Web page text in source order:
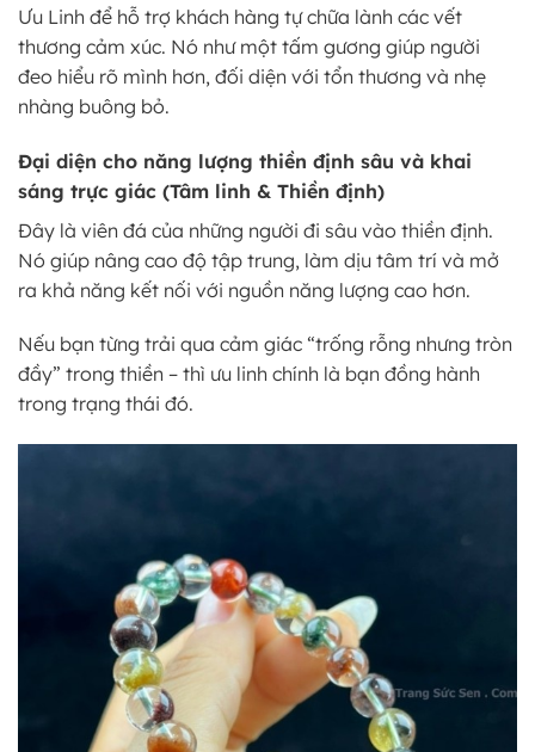
Ưu Linh để hỗ trợ khách hàng tự chữa lành các vết
thương cảm xúc. Nó như một tấm gương giúp người
đeo hiểu rõ mình hơn, đối diện với tổn thương và nhẹ
nhàng buông bỏ.
Đại diện cho năng lượng thiền định sâu và khai
sáng trực giác (Tâm linh & Thiền định)
Đây là viên đá của những người đi sâu vào thiền định.
Nó giúp nâng cao độ tập trung, làm dịu tâm trí và mở
ra khả năng kết nối với nguồn năng lượng cao hơn.
Nếu bạn từng trải qua cảm giác “trống rỗng nhưng tròn
đầy” trong thiền – thì ưu linh chính là bạn đồng hành
trong trạng thái đó.